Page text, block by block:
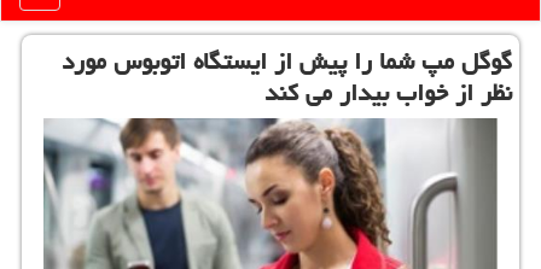
گوگل مپ شما را پیش از ایستگاه اتوبوس مورد
نظر از خواب بیدار می كند